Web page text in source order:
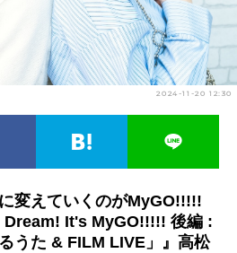
夏アニメ
2024-11-20 12:30
変えていくのがMyGO!!!!!
It's MyGO!!!!! 後編 :
うた & FILM LIVE」』高松